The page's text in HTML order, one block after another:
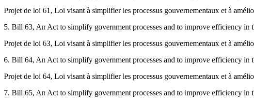
Projet de loi 61, Loi visant à simplifier les processus gouvernementaux et à
5. Bill 63, An Act to simplify government processes and to improve efficiency
Projet de loi 63, Loi visant à simplifier les processus gouvernementaux et à
6. Bill 64, An Act to simplify government processes and to improve efficiency
Projet de loi 64, Loi visant à simplifier les processus gouvernementaux et à
7. Bill 65, An Act to simplify government processes and to improve efficiency